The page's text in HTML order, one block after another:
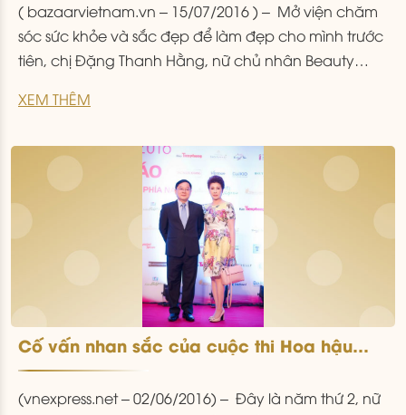
( bazaarvietnam.vn – 15/07/2016 ) – Mở viện chăm
sóc sức khỏe và sắc đẹp để làm đẹp cho mình trước
tiên, chị Đặng Thanh Hằng, nữ chủ nhân Beauty
uy tín với dịch vụ và chất lượng hàng đầu. Chân
XEM THÊM
Cố vấn nhan sắc của cuộc thi Hoa hậu
Việt Nam 2016
(vnexpress.net – 02/06/2016) – Đây là năm thứ 2, nữ